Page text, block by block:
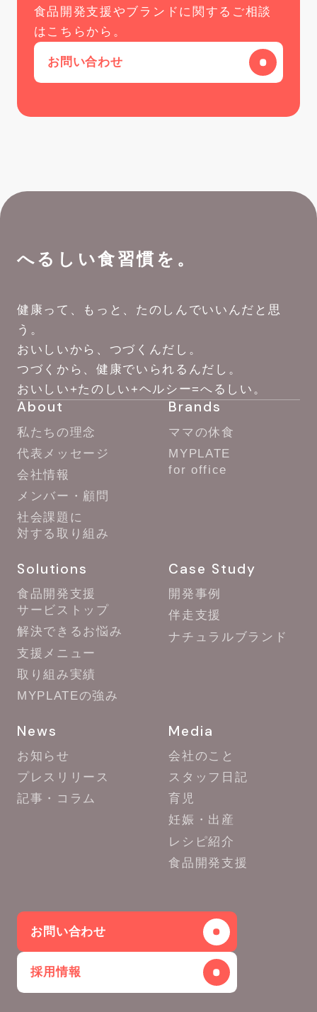
食品開発支援やブランドに関するご相談
はこちらから。
お問い合わせ
へるしい食習慣を。
健康って、もっと、たのしんでいいんだと思
う。
おいしいから、つづくんだし。
つづくから、健康でいられるんだし。
おいしい+たのしい+ヘルシー=へるしい。
About
私たちの理念
代表メッセージ
会社情報
メンバー・顧問
社会課題に
対する取り組み
Brands
ママの休食
MYPLATE
for office
Solutions
食品開発支援
サービストップ
解決できるお悩み
支援メニュー
取り組み実績
MYPLATEの強み
Case Study
開発事例
伴走支援
ナチュラルブランド
News
お知らせ
プレスリリース
記事・コラム
Media
会社のこと
スタッフ日記
育児
妊娠・出産
レシピ紹介
食品開発支援
お問い合わせ
採用情報